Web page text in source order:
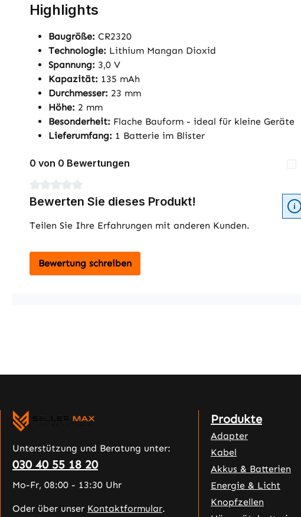
Highlights
Baugröße: CR2320
Technologie: Lithium Mangan Dioxid
Spannung: 3,0 V
Kapazität: 135 mAh
Durchmesser: 23 mm
Höhe: 2 mm
Besonderheit: Flache Bauform - ideal für kleine Geräte
Lieferumfang: 1 Batterie im Blister
0 von 0 Bewertungen
Durchschnittliche Bewertung von 0 von 5 Sternen
Bewerten Sie dieses Produkt!
Teilen Sie Ihre Erfahrungen mit anderen Kunden.
Bewertung schreiben
Unterstützung und Beratung unter:
030 40 55 18 20
Mo-Fr, 08:00 - 13:30 Uhr
Oder über unser Kontaktformular.
Produkte
Adapter
Kabel
Akkus & Batterien
Energie & Licht
Knopfzellen